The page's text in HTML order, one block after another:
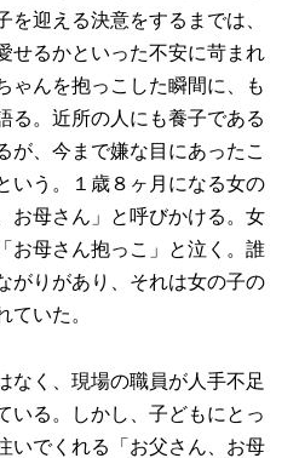
を迎える決意をするまでは、
せるかといった不安に苛まれ
ゃんを抱っこした瞬間に、も
る。近所の人にも養子である
が、今まで嫌な目にあったこ
いう。１歳８ヶ月になる女の
お母さん」と呼びかける。女
お母さん抱っこ」と泣く。誰
がりがあり、それは女の子の
ていた。
なく、現場の職員が人手不足
いる。しかし、子どもにとっ
いでくれる「お父さん、お母